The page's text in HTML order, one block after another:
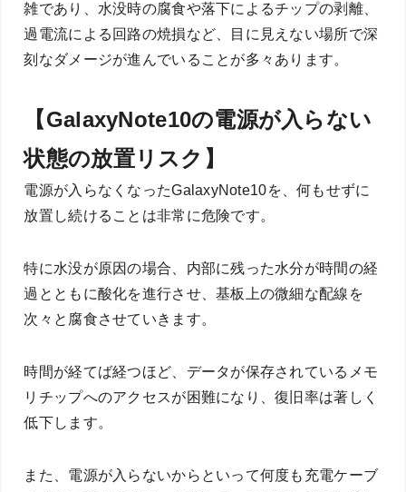
雑であり、水没時の腐食や落下によるチップの剥離、
過電流による回路の焼損など、目に見えない場所で深
刻なダメージが進んでいることが多々あります。
【GalaxyNote10の電源が入らない
状態の放置リスク】
電源が入らなくなったGalaxyNote10を、何もせずに
放置し続けることは非常に危険です。
特に水没が原因の場合、内部に残った水分が時間の経
過とともに酸化を進行させ、基板上の微細な配線を
次々と腐食させていきます。
時間が経てば経つほど、データが保存されているメモ
リチップへのアクセスが困難になり、復旧率は著しく
低下します。
また、電源が入らないからといって何度も充電ケーブ